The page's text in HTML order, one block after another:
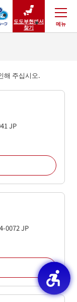
도도부현에서
찾기
메뉴
닫기
해 주십시오.
JP
0072JP